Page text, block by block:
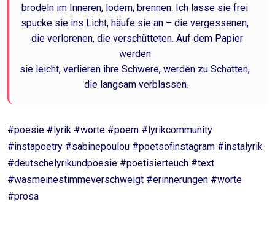
brodeln im Inneren, lodern, brennen. Ich lasse sie frei
spucke sie ins Licht, häufe sie an – die vergessenen,
die verlorenen, die verschütteten. Auf dem Papier
werden
sie leicht, verlieren ihre Schwere, werden zu Schatten,
die langsam verblassen.
#poesie #lyrik #worte #poem #lyrikcommunity
#instapoetry #sabinepoulou #poetsofinstagram #instalyrik
#deutschelyrikundpoesie #poetisierteuch #text
#wasmeinestimmeverschweigt #erinnerungen #worte
#prosa